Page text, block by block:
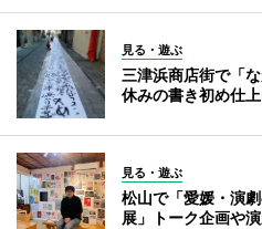
見る・遊ぶ
三津浜商店街で「
休みの書き初め仕
見る・遊ぶ
松山で「愛媛・演
展」トーク企画や